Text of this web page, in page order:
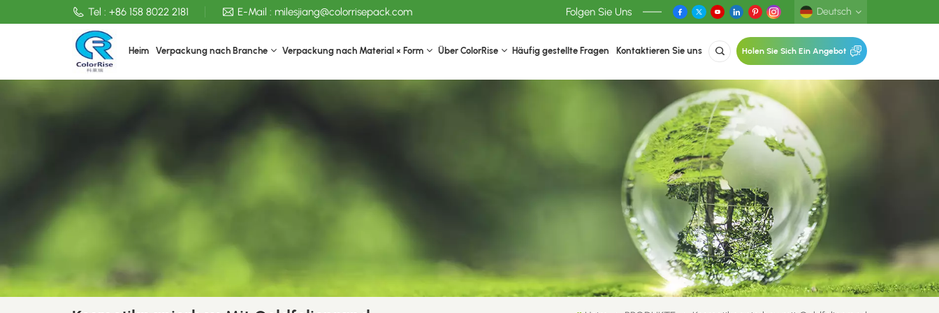
Tel : +86 158 8022 2181 E-Mail : milesjiang@colorrisepack.com Folgen Sie Uns Deutsch
Deutsch
Heim Verpackung nach Branche Verpackung nach Material × Form Über ColorRise Häufig gestellte Fragen Kontaktieren Sie uns Holen Sie Sich Ein Angebot